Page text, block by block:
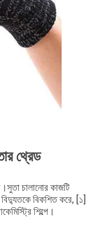
থ্রেড
চালানোর কাজটি
বিকশিত করে, [১]
শিল্পে।